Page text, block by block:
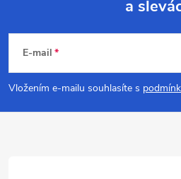
p
a
a
E-mail
Vložením e-mailu souhlasíte s